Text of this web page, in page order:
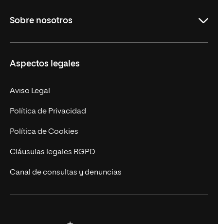
Másteres Oficiales
Doctorados
Experto Universitario
Postgrados
Cursos Universitarios
Sobre nosotros
Facultades
Nuestro Equipo
Trabaja en UNIR
Actualidad
UNIR Revista
Eventos
Aspectos legales
Aviso Legal
Política de Privacidad
Política de Cookies
Cláusulas legales RGPD
Canal de consultas y denuncias